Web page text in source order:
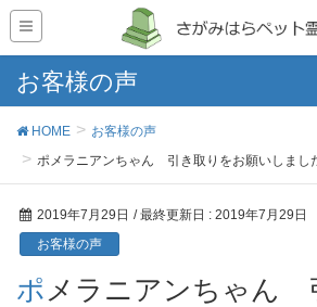
お客様の声
HOME
お客様の声
ポメラニアンちゃん 引き取りをお願いしまし
2019年7月29日 / 最終更新日 : 2019年7月29日
お客様の声
ポメラニアンちゃん 引き取りを